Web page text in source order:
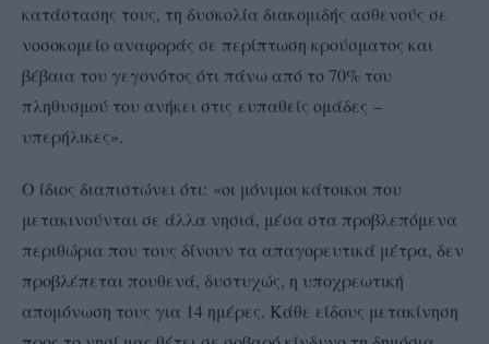
κατάστασης τους, τη δυσκολία διακομιδής ασθενούς σε
νοσοκομείο αναφοράς σε περίπτωση κρούσματος και
βέβαια του γεγονότος ότι πάνω από το 70% του
πληθυσμού του ανήκει στις ευπαθείς ομάδες –
υπερήλικες».
Ο ίδιος διαπιστώνει ότι: «οι μόνιμοι κάτοικοι που
μετακινούνται σε άλλα νησιά, μέσα στα προβλεπόμενα
περιθώρια που τους δίνουν τα απαγορευτικά μέτρα, δεν
προβλέπεται πουθενά, δυστυχώς, η υποχρεωτική
απομόνωση τους για 14 ημέρες. Κάθε είδους μετακίνηση